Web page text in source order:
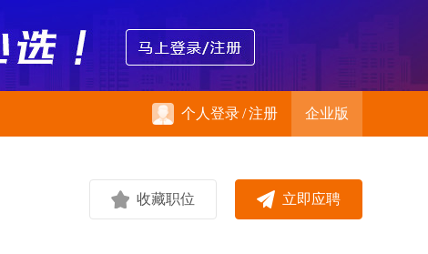
个人登录/注册 企业版
收藏职位 立即应聘